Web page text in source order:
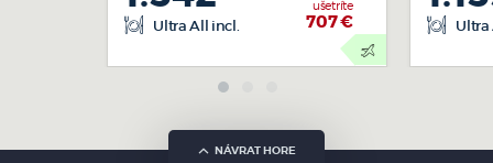
Beach Village - vodný zábavný park v Riccione -
www.beachvillagericcione.it
Skypark - dobrodružný park cca 35km od Rimín -
www.skypark.it
Atlantica - vodný zábavný park v Casenatica (pri meste
ušetríte
707€
Ultra All incl. Ultra
NÁVRAT HORE